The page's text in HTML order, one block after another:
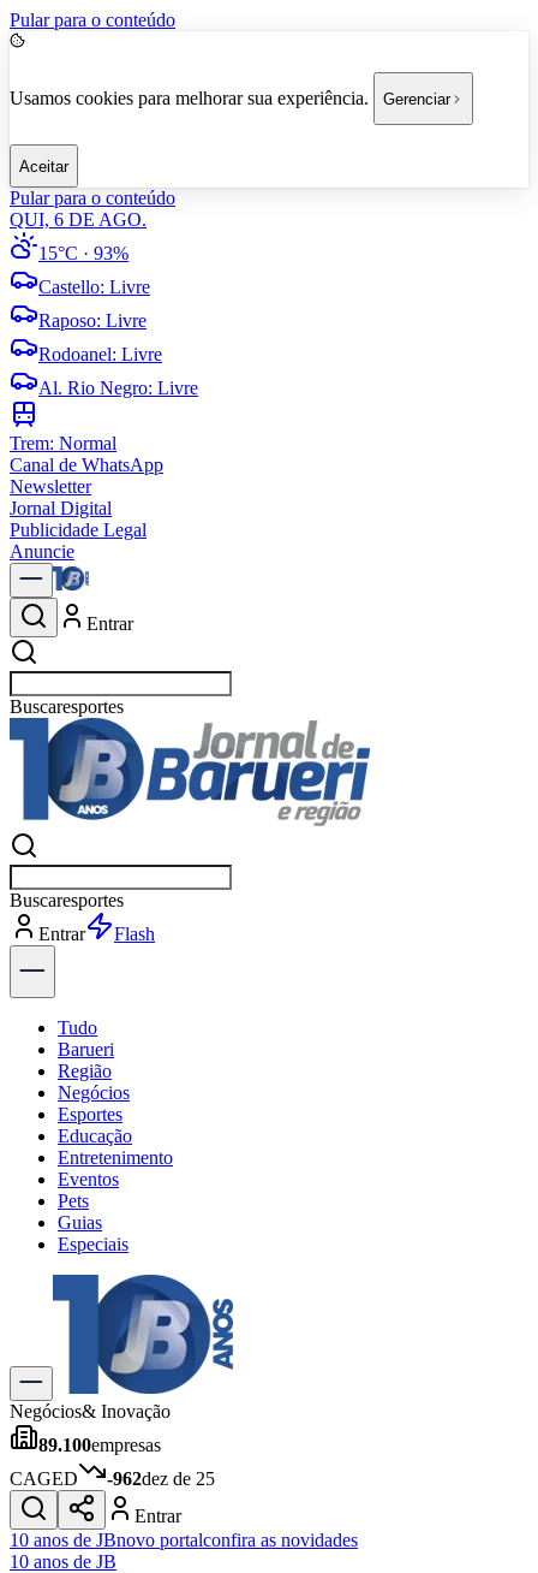
Pular para o conteúdo
Usamos cookies para melhorar sua experiência. Gerenciar
Aceitar
Pular para o conteúdo
QUI, 6 DE AGO.
15°C · 93%
Castello: Livre
Raposo: Livre
Rodoanel: Livre
Al. Rio Negro: Livre
Trem: Normal
Canal de WhatsApp
Newsletter
Jornal Digital
Publicidade Legal
Anuncie
Entrar
Buscarpol
Buscarpol
Entrar
Explorar
Tudo
Barueri
Região
Negócios
Esportes
Educação
Entretenimento
Eventos
Pets
Guias
Especiais
Explore Tudo
Últimas Notícias
Previsão do Tempo
Trânsito e Rotas
Dia a Dia & Lazer
Gastronomia
Cinema & Shows
JogosNovo
Para Sua Empresa
Negócios& Inovação
89.100empresas
CAGED
-962dez de 25
Entrar
10 anos de JBnovo portalconfira as novidades
10 anos de JB